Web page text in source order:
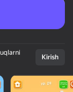
Kirish